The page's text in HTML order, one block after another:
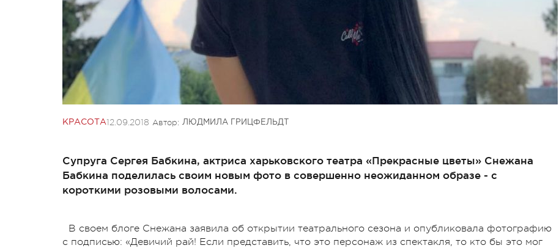
КРАСОТА12.09.2018 Автор: ЛЮДМИЛА ГРИЦФЕЛЬДТ
Супруга Сергея Бабкина, актриса харьковского театра «Прекрасные цветы» Снежана
Бабкина поделилась своим новым фото в совершенно неожиданном образе - с
короткими розовыми волосами.
В своем блоге Снежана заявила об открытии театрального сезона и опубликовала фотографию
с подписью: «Девичий рай! Если представить, что это персонаж из спектакля, то кто бы это мог